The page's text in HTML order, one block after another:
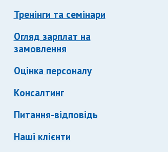
Тренінги та семінари
Огляд зарплат на
замовлення
Оцінка персоналу
Консалтинг
Питання-відповідь
Наші клієнти